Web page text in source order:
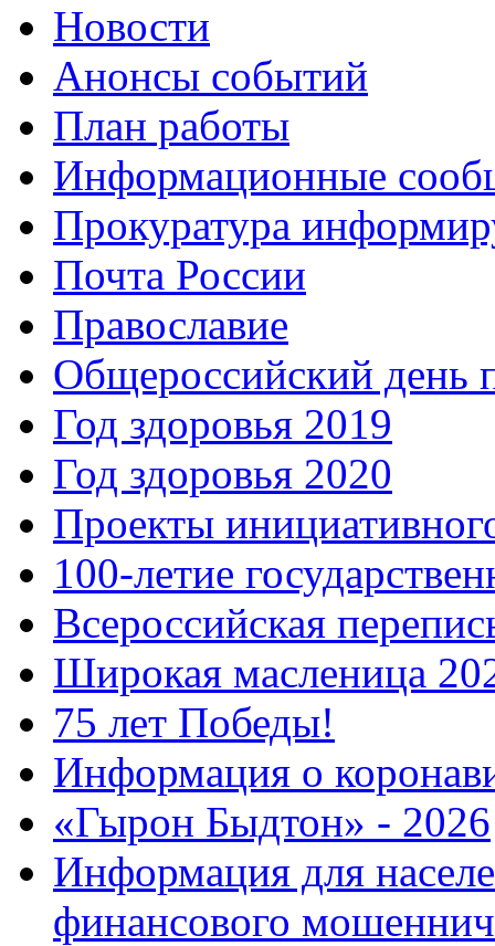
Новости
Анонсы событий
План работы
Информационные
Прокуратура
Почта России
Православие
Общероссийский день
Год здоровья 2019
Год здоровья 2020
Проекты
100-летие
Всероссийская
Широкая масленица
75 лет Победы!
Информация о
«Гырон Быдтон» - 2026
Информация для
финансового